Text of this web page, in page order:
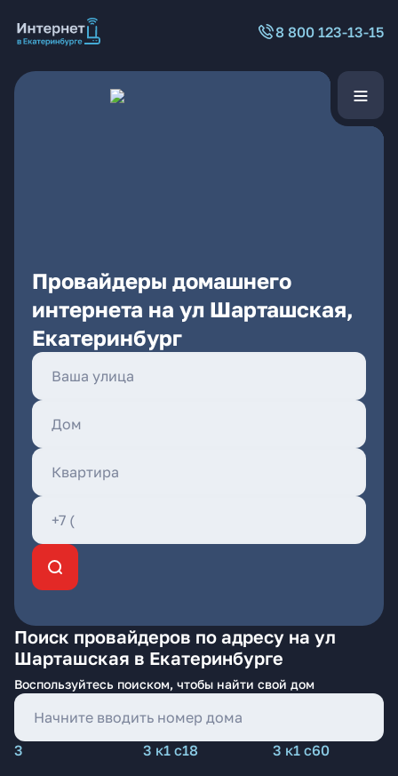
8 800 123-13-15
Провайдеры домашнего
интернета на ул Шарташская,
Екатеринбург
Поиск провайдеров по адресу на ул
Шарташская в Екатеринбурге
Воспользуйтесь поиском, чтобы найти свой дом
3 3 к1 с18
3 к1 с60